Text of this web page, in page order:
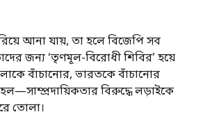
আনা যায়, তা হলে বিজেপি সব
জন্য ‘তৃণমূল-বিরোধী শিবির’ হয়ে
বাঁচানোর, ভারতকে বাঁচানোর
বিরুদ্ধে লড়াইকে
তোলা।